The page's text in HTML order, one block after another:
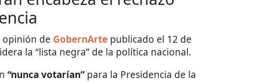
opinión de GobernArte publicado el 12 de
la “lista negra” de la política nacional.
“nunca votarían”para la Presidencia de la